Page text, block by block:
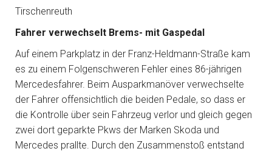
Tirschenreuth
Fahrer verwechselt Brems- mit Gaspedal
Auf einem Parkplatz in der Franz-Heldmann-Straße kam
es zu einem Folgenschweren Fehler eines 86-jährigen
Mercedesfahrer. Beim Ausparkmanöver verwechselte
der Fahrer offensichtlich die beiden Pedale, so dass er
die Kontrolle über sein Fahrzeug verlor und gleich gegen
zwei dort geparkte Pkws der Marken Skoda und
Mercedes prallte. Durch den Zusammenstoß entstand